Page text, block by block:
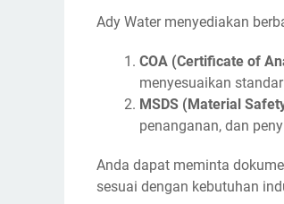
Ady Water menyediakan
COA (Certificate of
menyesuaikan
MSDS (Material
penanganan, dan
Anda dapat meminta
sesuai dengan kebutuhan